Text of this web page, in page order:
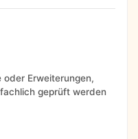
oder Erweiterungen,
geprüft werden